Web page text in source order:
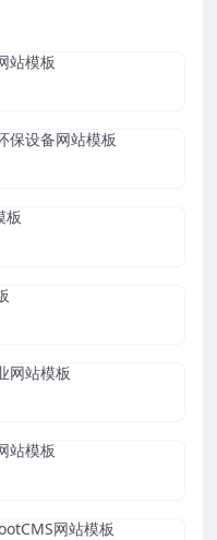
站模板
保设备网站模板
板
网站模板
站模板
网站模板